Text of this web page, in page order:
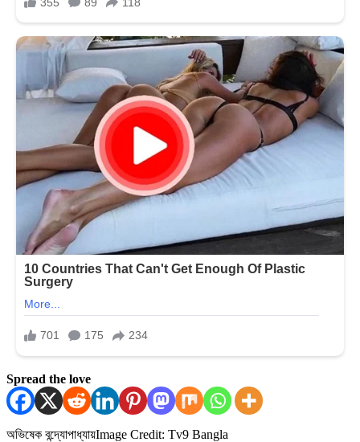
Spread the love
অভিষেক বন্দ্যোপাধ্যায়Image Credit: Tv9 Bangla